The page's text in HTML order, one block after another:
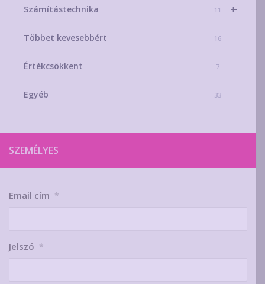
+
Számítástechnika 11
Többet kevesebbért 16
Értékcsökkent 7
Egyéb 33
SZEMÉLYES
Email cím *
Jelszó *